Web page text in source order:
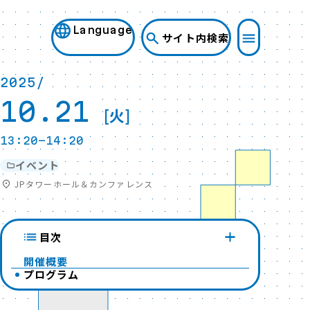
Language
サイト内検索
2025/
10.21 [火]
13:20-14:20
イベント
JPタワーホール＆カンファレンス
目次
開催概要
プログラム